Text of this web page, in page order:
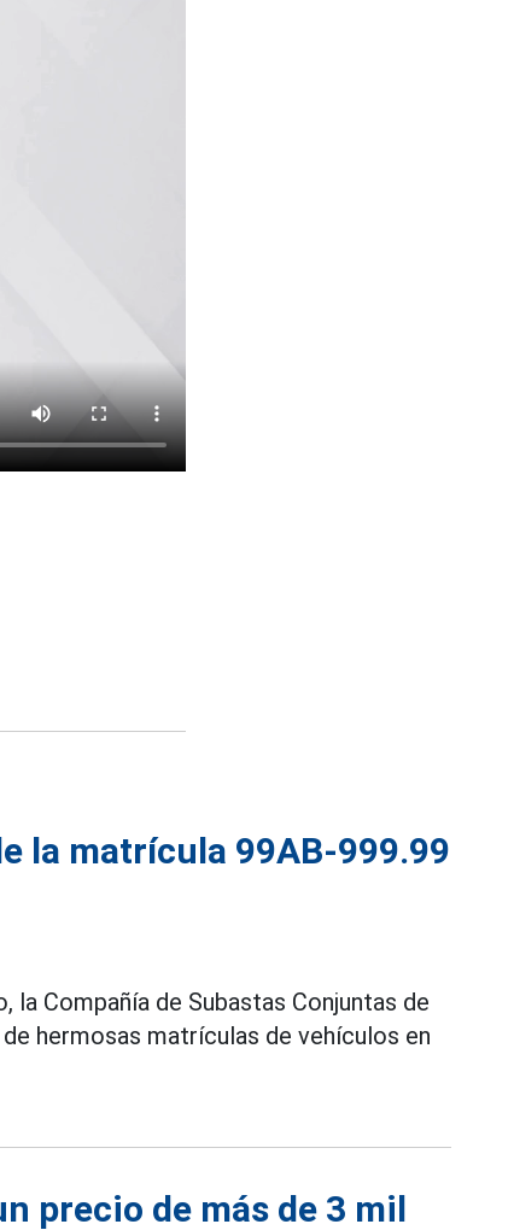
la matrícula 99AB-999.99
la Compañía de Subastas Conjuntas de
hermosas matrículas de vehículos en
precio de más de 3 mil